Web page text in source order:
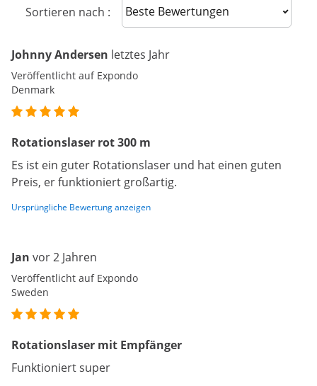
Sortieren nach : Sort reviews
Johnny Andersen letztes Jahr
Veröffentlicht auf Expondo
Denmark
Rotationslaser rot 300 m
Es ist ein guter Rotationslaser und hat einen guten
Preis, er funktioniert großartig.
Ursprüngliche Bewertung anzeigen
Jan vor 2 Jahren
Veröffentlicht auf Expondo
Sweden
Rotationslaser mit Empfänger
Funktioniert super